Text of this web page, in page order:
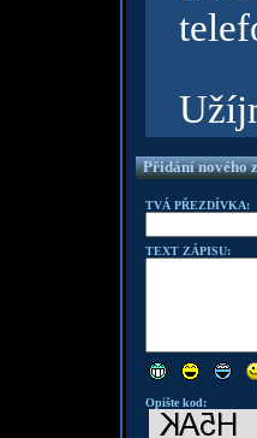
Přidání nového
TVÁ PŘEZDÍVKA:
TEXT ZÁPISU:
Opište kod: